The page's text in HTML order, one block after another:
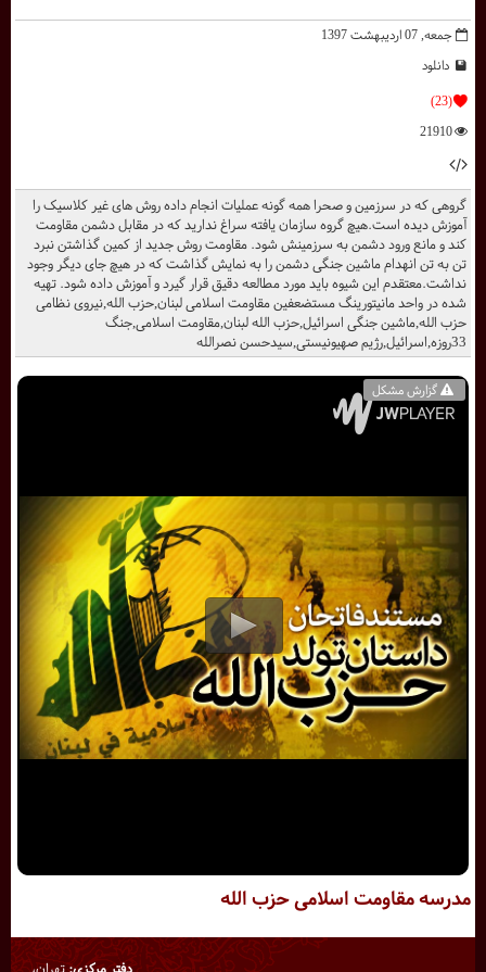
مدرسه مقاومت اسلامی حزب الله
گزارش مشکل
گروهی که در سرزمین و صحرا همه گونه عملیات انجام داده روش های غیر کلاسیک را
آموزش دیده است.هیچ گروه سازمان یافته سراغ ندارید که در مقابل دشمن مقاومت
کند و مانع ورود دشمن به سرزمینش شود. مقاومت روش جدید از کمین گذاشتن نبرد
تن به تن انهدام ماشین جنگی دشمن را به نمایش گذاشت که در هیچ جای دیگر وجود
نداشت.معتقدم این شیوه باید مورد مطالعه دقیق قرار گیرد و آموزش داده شود. تهيه
شده در واحد مانيتورينگ مستضعفين مقاومت اسلامی لبنان,حزب الله,نیروی نظامی
حزب الله,ماشین جنگی اسرائیل,حزب الله لبنان,مقاومت اسلامی,جنگ
33روزه,اسرائیل,رژیم صهیونیستی,سیدحسن نصرالله
جمعه, 07 ارديبهشت 1397
دانلود
(23)
21910